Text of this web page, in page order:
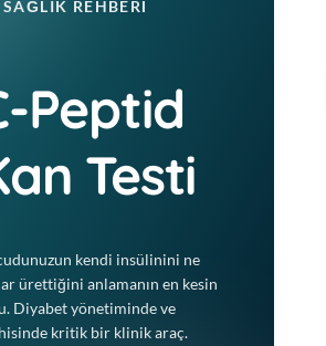
SAĞLIK REHBERI
Peptid
Testi
kendi insülinini ne
ürettiğini anlamanın en kesin
Diyabet yönetiminde ve
kritik bir klinik araç.
C-peptid de
ürünüdür ve vücutta